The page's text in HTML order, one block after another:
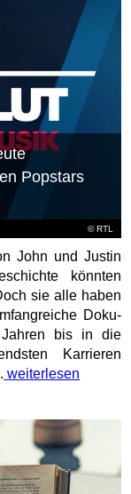
©RTL
Popstars
John und Justin
könnten
sie alle haben
Doku-
bis in die
Karrieren
weiterlesen